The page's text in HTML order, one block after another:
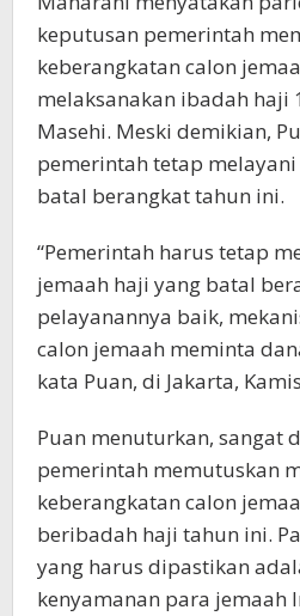
keputusan pemerintah
keberangkatan calon
melaksanakan ibadah haji
Masehi. Meski demikian,
pemerintah tetap
batal berangkat tahun ini.
“Pemerintah harus tetap
jemaah haji yang batal
pelayanannya baik,
calon jemaah meminta
kata Puan, di Jakarta,
Puan menuturkan, sangat
pemerintah memutuskan
keberangkatan calon
beribadah haji tahun ini.
yang harus dipastikan
kenyamanan para jemaah